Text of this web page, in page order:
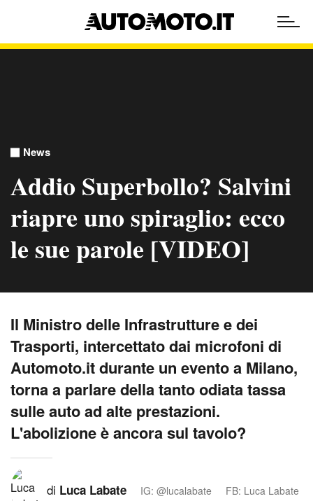
News
Addio Superbollo? Salvini
riapre uno spiraglio: ecco
le sue parole [VIDEO]
Il Ministro delle Infrastrutture e dei
Trasporti, intercettato dai microfoni di
Automoto.it durante un evento a Milano,
torna a parlare della tanto odiata tassa
sulle auto ad alte prestazioni.
L'abolizione è ancora sul tavolo?
di Luca Labate IG: @lucalabate FB: Luca Labate